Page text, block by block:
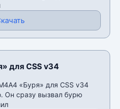
для CSS v34
«Буря» для CSS v34
Он сразу вызвал бурю